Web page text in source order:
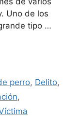
Uno de los
tipo …
perro, Delito,
,